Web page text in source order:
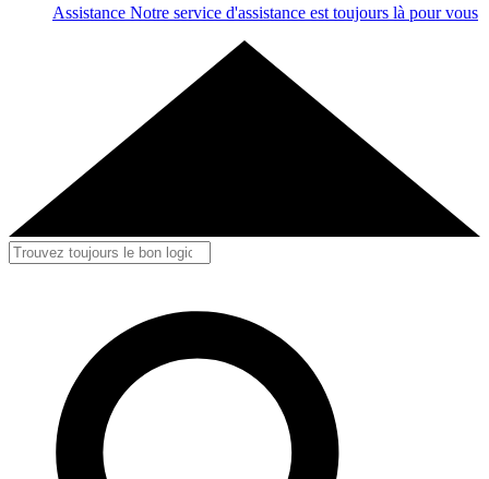
Assistance Notre service d'assistance est toujours là pour vous